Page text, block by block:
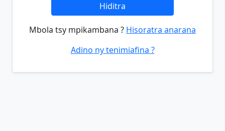
Hiditra
Mbola tsy mpikambana ? Hisoratra anarana
Adino ny tenimiafina ?